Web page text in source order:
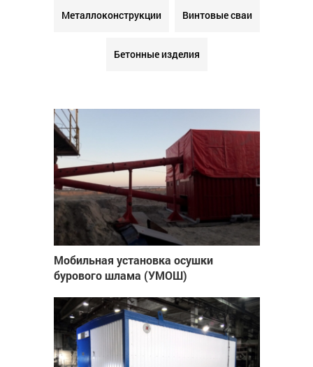
Металлоконструкции Винтовые сваи
Бетонные изделия
Мобильная установка осушки
бурового шлама (УМОШ)